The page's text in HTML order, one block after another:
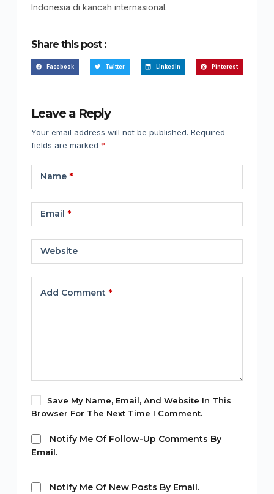
Indonesia di kancah internasional.
Share this post :
Facebook Twitter LinkedIn Pinterest
Leave a Reply
Your email address will not be published. Required
fields are marked *
Name*
Email *
Website
Add Comment *
Save My Name, Email, And Website In This
Browser For The Next Time I Comment.
Notify Me Of Follow-Up Comments By
Email.
Notify Me Of New Posts By Email.